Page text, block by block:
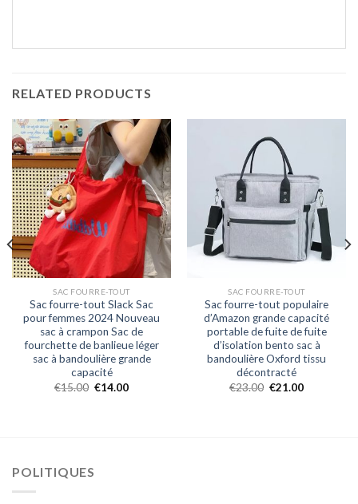
RELATED PRODUCTS
SAC FOURRE-TOUT
Sac fourre-tout Slack Sac
pour femmes 2024 Nouveau
sac à crampon Sac de
fourchette de banlieue léger
sac à bandoulière grande
capacité
€15.00 €14.00
SAC FOURRE-TOUT
Sac fourre-tout populaire
d’Amazon grande capacité
portable de fuite de fuite
d’isolation bento sac à
bandoulière Oxford tissu
décontracté
€23.00 €21.00
POLITIQUES